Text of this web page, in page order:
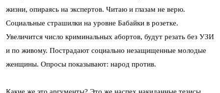
жизни, опираясь на экспертов. Читаю и глазам не верю.
Социальные страшилки на уровне Бабайки в розетке.
Увеличится число криминальных абортов, будут резать без УЗИ
и по живому. Пострадают социально незащищенные молодые
женщины. Опросы показывают: народ против.